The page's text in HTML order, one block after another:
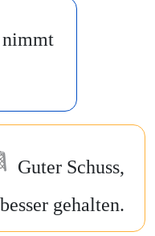
Guter Schuss,
gehalten.